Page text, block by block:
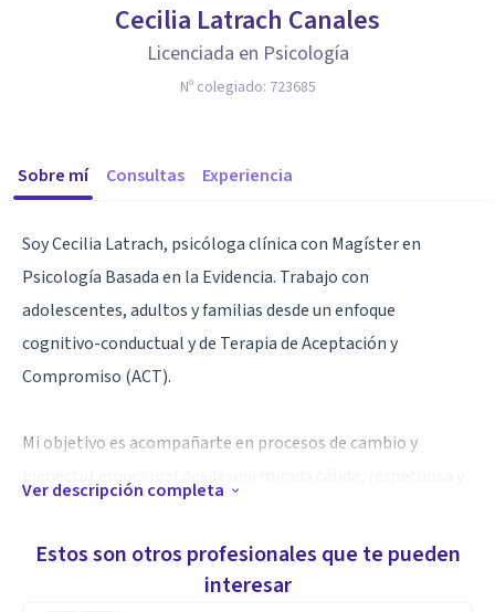
Cecilia Latrach Canales
Licenciada en Psicología
Nº colegiado: 723685
Sobre mí Consultas Experiencia
Soy Cecilia Latrach, psicóloga clínica con Magíster en
Psicología Basada en la Evidencia. Trabajo con
adolescentes, adultos y familias desde un enfoque
cognitivo-conductual y de Terapia de Aceptación y
Compromiso (ACT).
Mi objetivo es acompañarte en procesos de cambio y
espacio seguro, donde puedas comprender lo que estás
viviendo y desarrollar herramientas para afrontarlo con
Ver descripción completa
Estos son otros profesionales que te pueden
interesar